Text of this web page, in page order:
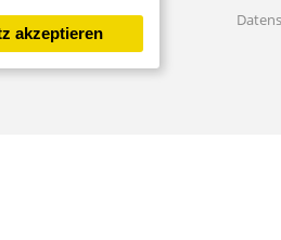
akzeptieren